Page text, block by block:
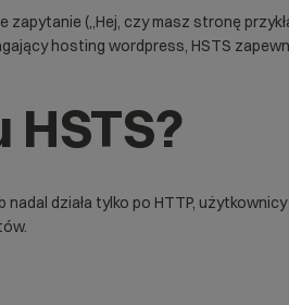
(„Hej, czy masz stronę
hosting wordpress, HSTS
działa tylko po HTTP,